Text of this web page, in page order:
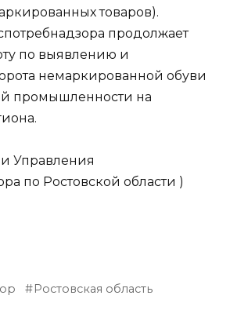
товаров).
продолжает
по выявлению и
немаркированной обуви
промышленности на
Управления
по Ростовской области )
Ростовская область